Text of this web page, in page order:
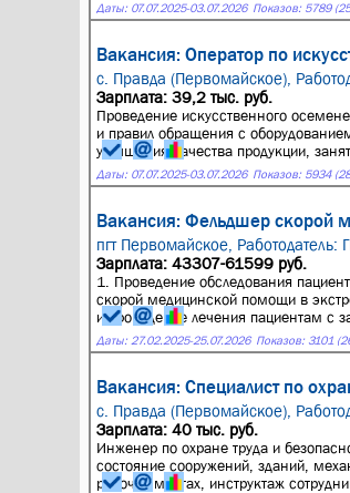
Даты: 07.07.2025-03.07.2026 Показов: 5789
Вакансия: Оператор по
с. Правда (Первомайское),
Зарплата: 39,2 тыс. руб.
Проведение искусственного
и правил обращения с
улучшения качества продукции,
Даты: 07.07.2025-03.07.2026 Показов: 5934
Вакансия: Фельдшер скорой
пгт Первомайское, Работодатель:
Зарплата: 43307-61599 руб.
1. Проведение обследования
скорой медицинской помощи в
и проведение лечения пациентам с
Даты: 27.02.2025-25.07.2026 Показов: 3101
Вакансия: Специалист по
с. Правда (Первомайское),
Зарплата: 40 тыс. руб.
Инженер по охране труда и
состояние сооружений, зданий,
рабочих местах, инструктаж